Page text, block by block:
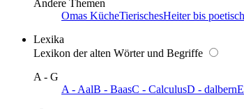
Andere Themen
Omas KücheTierischesHeiter bis poetisch
Lexika
Lexikon der alten Wörter und Begriffe
A - G
A - AalB - BaasC - CalculusD - dalbern